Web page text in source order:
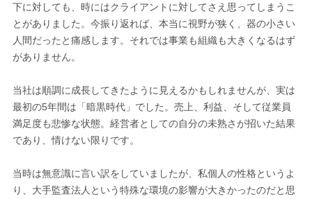
下に対しても、時にはクライアントに対してさえ思ってしまうこ
とがありました。今振り返れば、本当に視野が狭く、器の小さい
人間だったと痛感します。それでは事業も組織も大きくなるはず
がありません。
当社は順調に成長してきたように見えるかもしれませんが、実は
最初の5年間は「暗黒時代」でした。売上、利益、そして従業員
満足度も悲惨な状態。経営者としての自分の未熟さが招いた結果
であり、情けない限りです。
当時は無意識に言い訳をしていましたが、私個人の性格というよ
り、大手監査法人という特殊な環境の影響が大きかったのだと思